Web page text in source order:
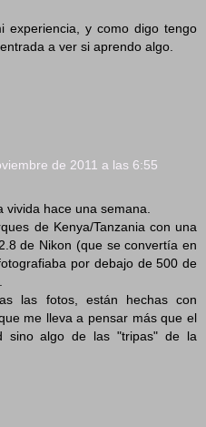
experiencia, y como digo tengo
a ver si aprendo algo.
de 2011 a las 6:55
hace una semana.
de Kenya/Tanzania con una
de Nikon (que se convertía en
por debajo de 500 de
las fotos, están hechas con
me lleva a pensar más que el
sino algo de las "tripas" de la